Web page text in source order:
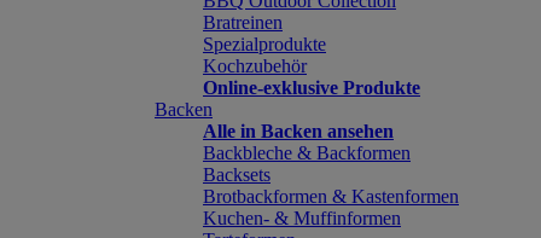
Bratreinen
Spezialprodukte
Kochzubehör
Online-exklusive Produkte
Backen
Alle in Backen ansehen
Backbleche & Backformen
Backsets
Brotbackformen & Kastenformen
Kuchen- & Muffinformen